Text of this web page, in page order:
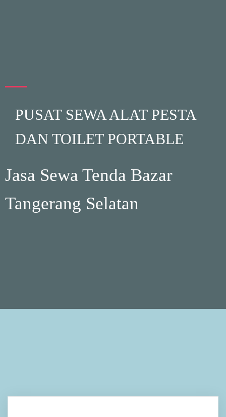
PUSAT SEWA ALAT PESTA
DAN TOILET PORTABLE
Jasa Sewa Tenda Bazar
Tangerang Selatan